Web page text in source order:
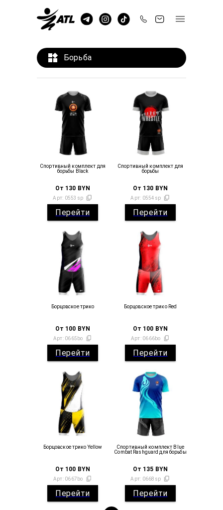
Борьба
Спортивный комплект для
борьбы Black
От 130 BYN
Арт: 0553sp
Перейти
Спортивный комплект для
борьбы
От 130 BYN
Арт: 0554sp
Перейти
Борцовское трико
От 100 BYN
Арт: 0665bo
Перейти
Борцовское трико Red
От 100 BYN
Арт: 0666bo
Перейти
Борцовское трико Yellow
От 100 BYN
Арт: 0667bo
Перейти
Спортивный комплект Blue
Combat Rashguard для борьбы
От 135 BYN
Арт: 0668sp
Перейти